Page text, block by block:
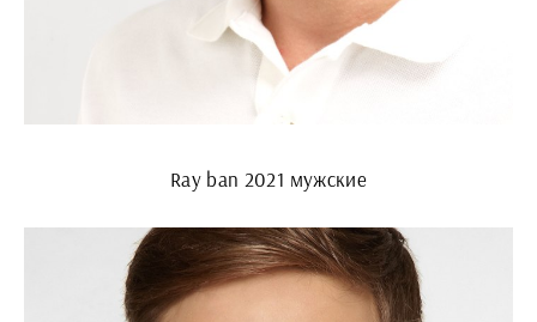
Ray ban 2021 мужские